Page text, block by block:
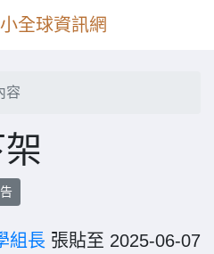
全球資訊網
容
組長 張貼至 2025-06-07